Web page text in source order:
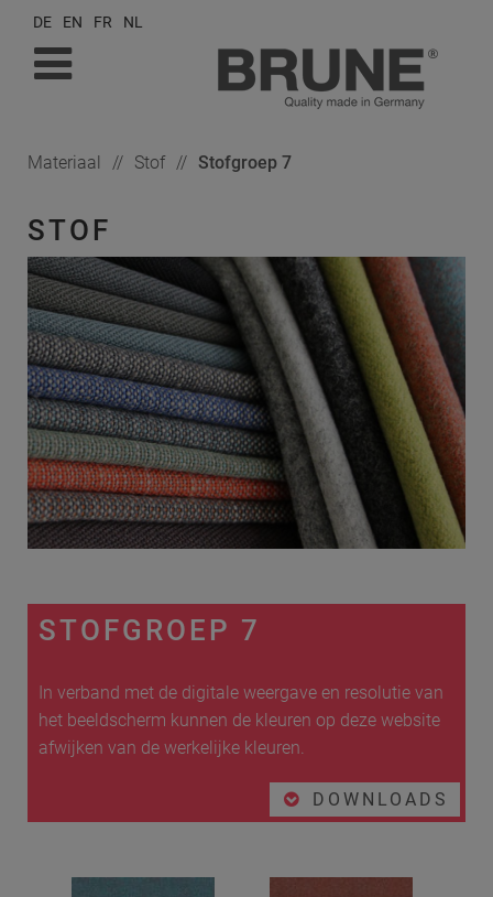
DE EN FR NL
Materiaal Stof Stofgroep 7
STOF
STOFGROEP 7
In verband met de digitale weergave en resolutie van
het beeldscherm kunnen de kleuren op deze website
afwijken van de werkelijke kleuren.
DOWNLOADS